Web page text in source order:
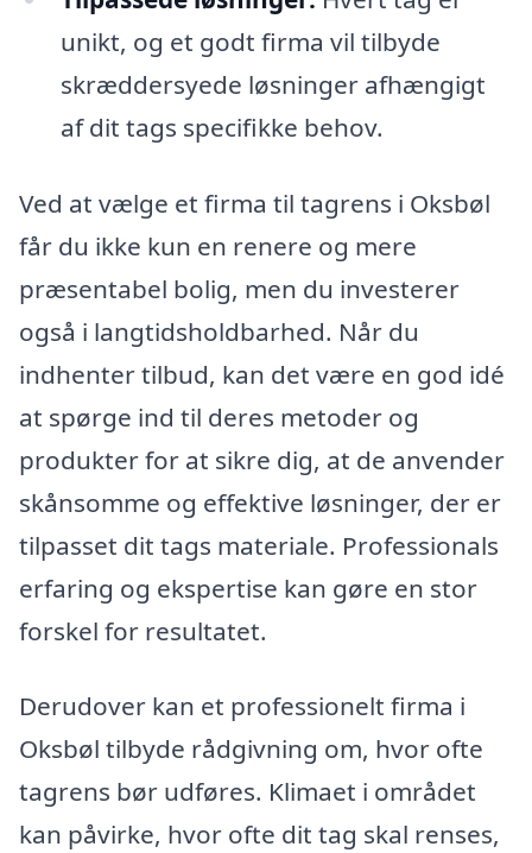
unikt, og et godt firma vil tilbyde
skræddersyede løsninger afhængigt
af dit tags specifikke behov.
Ved at vælge et firma til tagrens i Oksbøl
får du ikke kun en renere og mere
præsentabel bolig, men du investerer
også i langtidsholdbarhed. Når du
indhenter tilbud, kan det være en god idé
at spørge ind til deres metoder og
produkter for at sikre dig, at de anvender
skånsomme og effektive løsninger, der er
tilpasset dit tags materiale. Professionals
erfaring og ekspertise kan gøre en stor
forskel for resultatet.
Derudover kan et professionelt firma i
Oksbøl tilbyde rådgivning om, hvor ofte
tagrens bør udføres. Klimaet i området
kan påvirke, hvor ofte dit tag skal renses,